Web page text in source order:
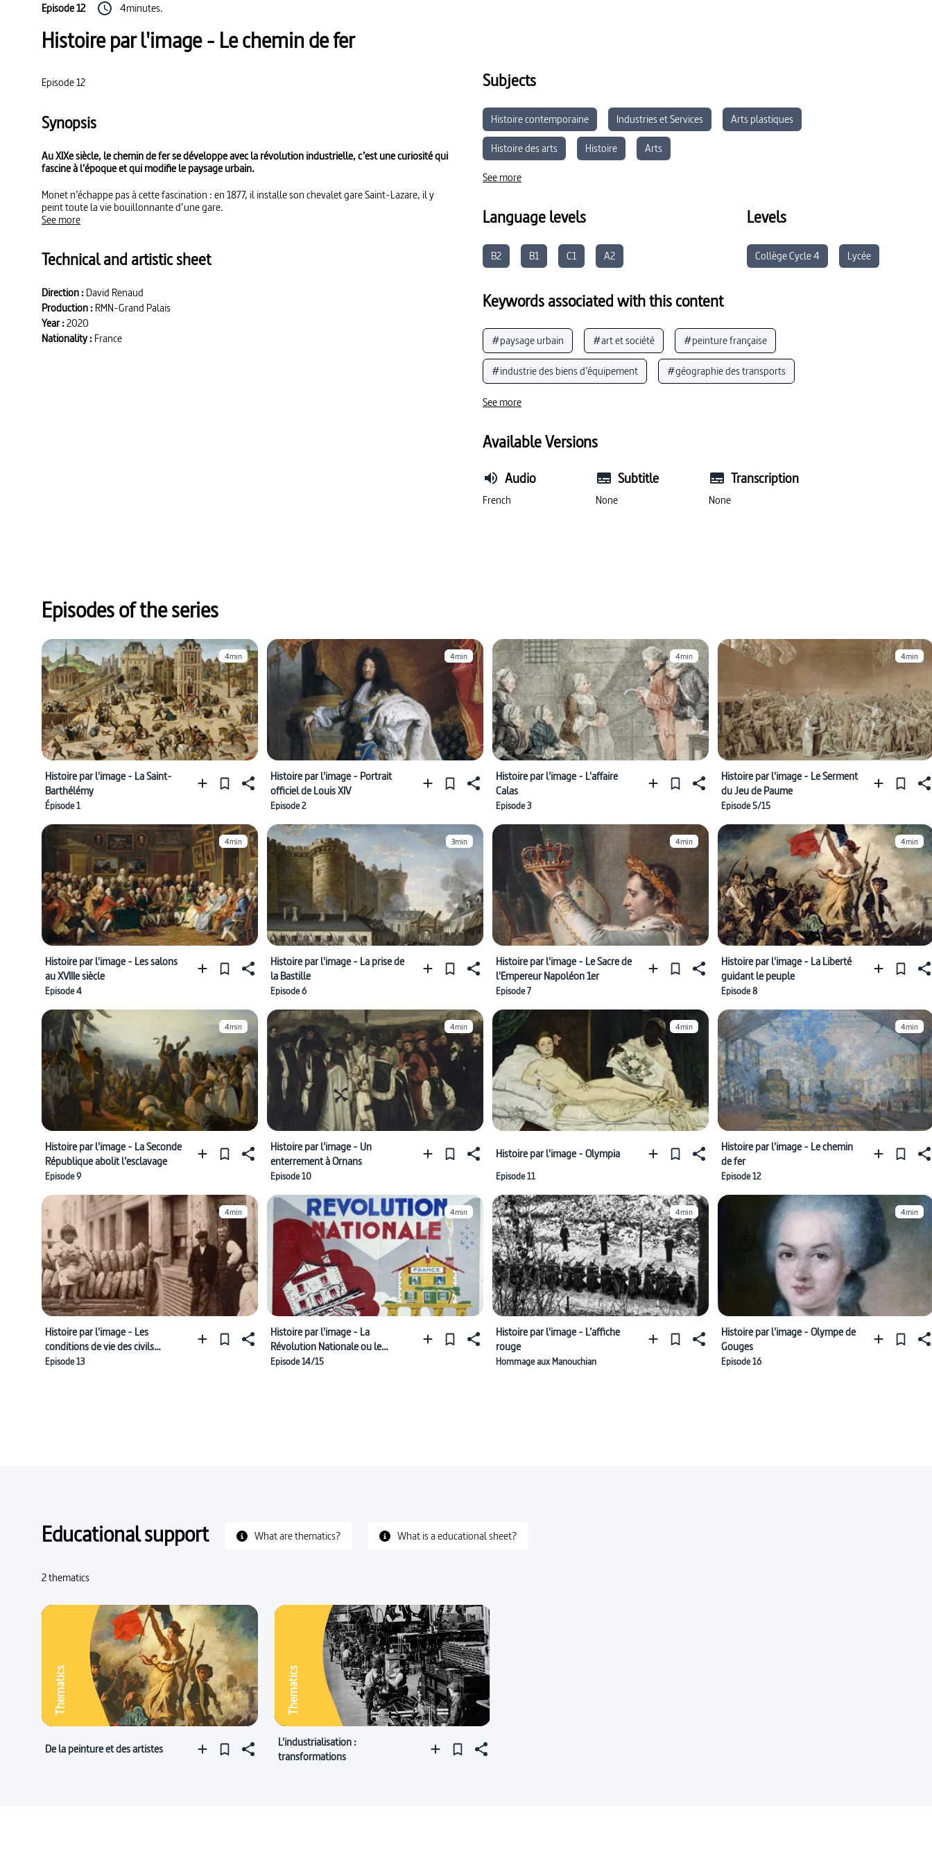
Episode 12 4minutes.
Histoire par l'image - Le chemin de fer
Episode 12
Synopsis
Au XIXe siècle, le chemin de fer se développe avec la révolution industrielle, c’est une curiosité qui
fascine à l’époque et qui modifie le paysage urbain.
Monet n’échappe pas à cette fascination : en 1877, il installe son chevalet gare Saint-Lazare, il y
peint toute la vie bouillonnante d’une gare.
See more
Technical and artistic sheet
Direction :David Renaud
Production :RMN-Grand Palais
Year :2020
Nationality :France
Subjects
Histoire contemporaine Industries et Services
Arts plastiques
Histoire des arts
Histoire
Arts
See more
Language levels
B2 B1 C1 A2
Levels
Collège Cycle 4 Lycée
Keywords associated with this content
#paysage urbain #art et société #peinture française
#industrie des biens d’équipement #géographie des transports
#voie de chemin de fer (connu)
#histoire de l’art
See more
Available Versions
Audio
French
Subtitle
None
Transcription
None
Episodes of the series
4min
Histoire par l'image - La Saint-
Barthélémy
Épisode 1
4min
Histoire par l'image - Portrait
officiel de Louis XIV
Episode 2
4min
Histoire par l'image - L'affaire
Calas
Episode 3
4min
Histoire par l'image - Le Serment
du Jeu de Paume
Episode 5/15
4min
Histoire par l'image - Les salons
au XVIIIe siècle
Episode 4
3min
Histoire par l'image - La prise de
la Bastille
Episode 6
4min
Histoire par l'image - Le Sacre de
l'Empereur Napoléon 1er
Episode 7
4min
Histoire par l'image - La Liberté
guidant le peuple
Episode 8
4min
Histoire par l'image - La Seconde
République abolit l’esclavage
Episode 9
4min
Histoire par l'image - Un
enterrement à Ornans
Episode 10
4min
Histoire par l'image - Olympia
Episode 11
4min
Histoire par l'image - Le chemin
de fer
Episode 12
4min
Histoire par l'image - Les
conditions de vie des civils
pendant la guerre de 14-18
Episode 13
4min
Histoire par l'image - La
Révolution Nationale ou le
redressement de "La Maison
Episode 14/15
4min
Histoire par l'image - L’affiche
rouge
Hommage aux Manouchian
4min
Histoire par l'image - Olympe de
Gouges
Episode 16
Educational support What are thematics? What is a educational sheet?
2 thematics
Thematics
De la peinture et des artistes
Thematics
L'industrialisation :
transformations